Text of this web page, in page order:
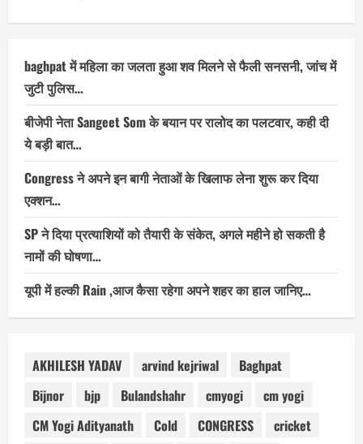
baghpat में महिला का जलता हुआ शव मिलने से फैली सनसनी, जांच में
जुटी पुलिस…
बीजेपी नेता Sangeet Som के बयान पर रालोद का पलटवार, कही दी
ये बड़ी बात…
Congress ने अपने इन बागी नेताओं के खिलाफ लेना शुरू कर दिया
एक्शन…
SP ने दिया प्रत्याशियों को तैयारी के संकेत, अगले महीने हो सकती है
नामों की घोषणा…
यूपी में हल्की Rain ,आज कैसा रहेगा अपने शहर का हाल जानिए…
AKHILESH YADAV arvind kejriwal
Baghpat
Bijnor
bjp Bulandshahr cmyogi
cm yogi
CM Yogi Adityanath
Cold CONGRESS
cricket